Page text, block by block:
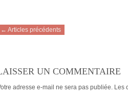
← Articles précédents
UN COMMENTAIRE
adresse e-mail ne sera pas publiée. Les